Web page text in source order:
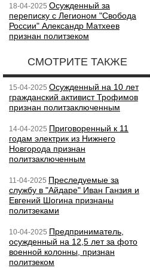
18-04-2025 Осужденный за
переписку с Легионом "Свобода
России" Александр Матхеев
признан политзеком
СМОТРИТЕ ТАКЖЕ
15-04-2025 Осужденный на 10 лет
гражданский активист Трофимов
признан политзаключенным
14-04-2025 Приговоренный к 11
годам электрик из Нижнего
Новгорода признан
политзаключенным
11-04-2025 Преследуемые за
службу в "Айдаре" Иван Ганзия и
Евгений Шогина признаны
политзеками
10-04-2025 Предприниматель,
осужденный на 12,5 лет за фото
военной колонны, признан
политзеком